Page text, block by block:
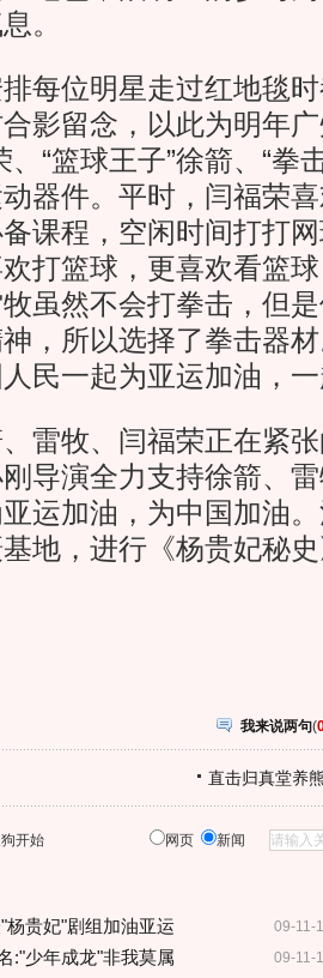
。
位明星走过红地毯时
影留念，以此为明年
、“篮球王子”徐箭、“拳
器件。平时，闫福荣
课程，空闲时间打打
打篮球，更喜欢看篮
虽然不会打拳击，但
，所以选择了拳击器
民一起为亚运加油，
牧、闫福荣正在紧张
导演全力支持徐箭、
运加油，为中国加油
地，进行《杨贵妃秘
我来说两句(
直击归真堂养
开始 网页 新闻
09-11-
贵妃"剧组加油亚运
09-11-
:"少年成龙"非我莫属